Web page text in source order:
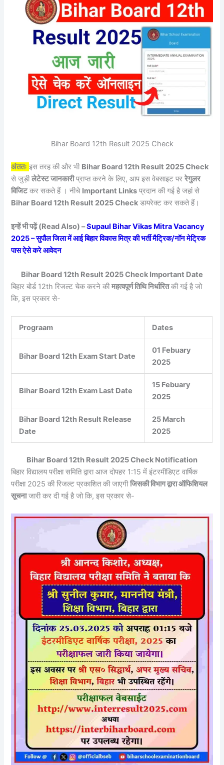
Bihar Board 12th Result 2025 Check
अंततः इस तरह की और भी Bihar Board 12th Result 2025 Check
से जुड़ीलेटेस्ट जानकारीप्राप्त करने के लिए, आप इस वेबसाइट पररेगुलर
विजिटकर सकते हैं । नीचे Important Links प्रदान की गई है जहां से
Bihar Board 12th Result 2025 Check डायरेक्ट कर सकते हैं।
इन्हें भी पढ़ें (Read Also) –Supaul Bihar Vikas Mitra Vacancy
2025 – सुपौल जिला में आई बिहार विकास मित्र की भर्ती मैट्रिक/नॉन मेट्रिक
पास ऐसे करे आवेदन
Bihar Board 12th Result 2025 Check Important Date
बिहार बोर्ड 12th रिजल्ट चेक करने कीमहत्वपूर्ण तिथि निर्धारितकी गई है जो
कि, इस प्रकार से-
Prograam Dates
Bihar Board 12th Exam Start Date
01 Febuary
2025
Bihar Board 12th Exam Last Date
15 Febuary
2025
Bihar Board 12th Result Release
Date
25 March
2025
Bihar Board 12th Result 2025 Check Notification
बिहार विद्यालय परीक्षा समिति द्वारा आज दोपहर 1:15 में इंटरमीडिएट वार्षिक
परीक्षा 2025 की रिजल्ट प्रकाशित की जाएगीजिसकी विभाग द्वारा ऑफिशियल
सूचनाजारी कर दी गई है जो कि, इस प्रकार से-